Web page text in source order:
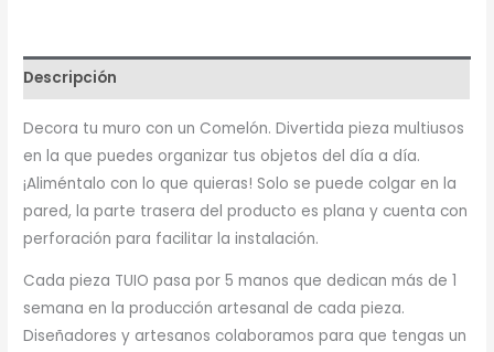
Descripción
Decora tu muro con un Comelón. Divertida pieza multiusos
en la que puedes organizar tus objetos del día a día.
¡Aliméntalo con lo que quieras! Solo se puede colgar en la
pared, la parte trasera del producto es plana y cuenta con
perforación para facilitar la instalación.
Cada pieza TUIO pasa por 5 manos que dedican más de 1
semana en la producción artesanal de cada pieza.
Diseñadores y artesanos colaboramos para que tengas un